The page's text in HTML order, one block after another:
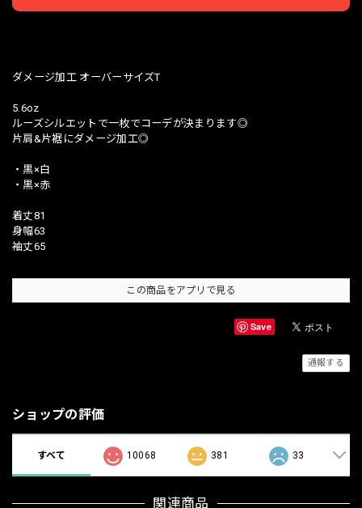
ダメージ加工 オーバーサイズT
5.6oz
ルーズシルエットで一枚でコーデが決まります◎
片肩&片裾にダメージ加工◎
・黒×白
・黒×赤
着丈81
身幅63
袖丈65
この商品をアプリで見る
Save
通報する
ショップの評価
すべて 10068 381 33
関連商品